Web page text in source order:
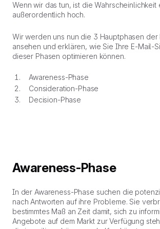
Wenn wir das tun, ist die Wahrscheinlichkeit
außerordentlich hoch.
Wir werden uns nun die 3 Hauptphasen
ansehen und erklären, wie Sie Ihre E-Mail-
dieser Phasen optimieren können.
Awareness-Phase
Consideration-Phase
Decision-Phase
Awareness-Phase
In der Awareness-Phase suchen die
nach Antworten auf ihre Probleme. Sie
bestimmtes Maß an Zeit damit, sich zu
Angebote auf dem Markt zur Verfügung